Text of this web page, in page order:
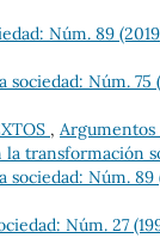
Núm. 89
Núm. 75
, Argumentos
transformación
sociedad: Núm.
Núm. 27